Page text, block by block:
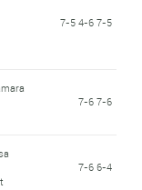
7-5 4-6 7-5
7-6 7-6
7-6 6-4